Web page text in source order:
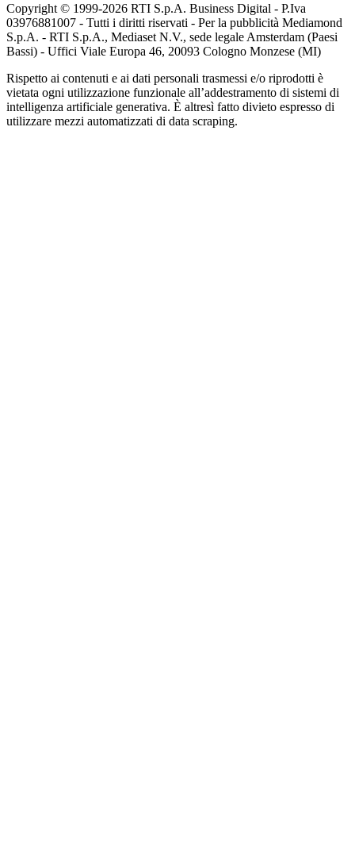
Copyright © 1999-2026 RTI S.p.A. Business Digital - P.Iva
03976881007 - Tutti i diritti riservati - Per la pubblicità Mediamond
S.p.A. - RTI S.p.A., Mediaset N.V., sede legale Amsterdam (Paesi
Bassi) - Uffici Viale Europa 46, 20093 Cologno Monzese (MI)
Rispetto ai contenuti e ai dati personali trasmessi e/o riprodotti è
vietata ogni utilizzazione funzionale all’addestramento di sistemi di
intelligenza artificiale generativa. È altresì fatto divieto espresso di
utilizzare mezzi automatizzati di data scraping.